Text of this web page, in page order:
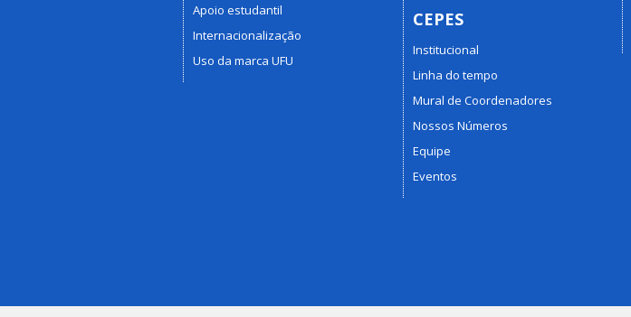
Apoio estudantil
Internacionalização
Uso da marca UFU
CEPES
Institucional
Linha do tempo
Mural de Coordenadores
Nossos Números
Equipe
Eventos